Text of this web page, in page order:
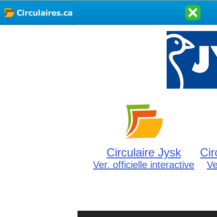
Circulaire Jysk
Ver. officielle interactive